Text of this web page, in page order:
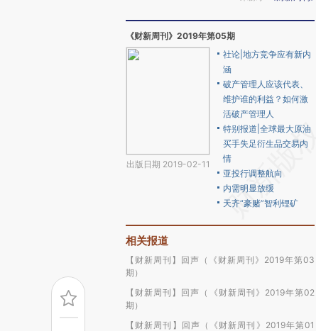
《财新周刊》2019年第05期
出版日期 2019-02-11
社论|地方竞争应有新内
涵
破产管理人应该代表、
维护谁的利益？如何激
活破产管理人
特别报道|全球最大原油
买手失足衍生品交易内
情
亚投行调整航向
内需明显放缓
天齐“豪赌”智利锂矿
相关报道
【财新周刊】回声（《财新周刊》2019年第03
期）
【财新周刊】回声（《财新周刊》2019年第02
期）
【财新周刊】回声（《财新周刊》2019年第01